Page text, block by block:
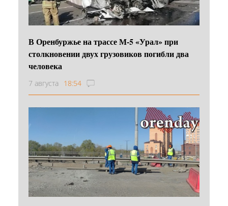
В Оренбуржье на трассе М-5 «Урал» при
столкновении двух грузовиков погибли два
человека
7 августа 18:54